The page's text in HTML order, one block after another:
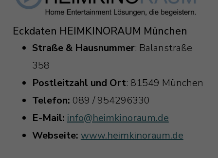
Eckdaten HEIMKINORAUM München
Straße & Hausnummer: Balanstraße
358
Postleitzahl und Ort: 81549 München
Telefon: 089 / 954296330
E-Mail: info@heimkinoraum.de
Webseite: www.heimkinoraum.de